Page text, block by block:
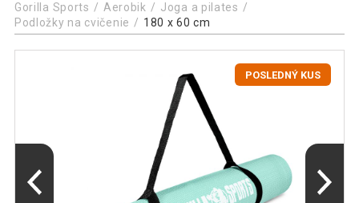
Gorilla Sports Aerobik
Joga a pilates
Podložky na cvičenie
180 x 60 cm
POSLEDNÝ KUS